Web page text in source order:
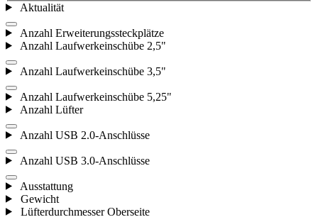
Aktualität
Anzahl Erweiterungssteckplätze
Anzahl Laufwerkeinschübe 2,5"
Anzahl Laufwerkeinschübe 3,5"
Anzahl Laufwerkeinschübe 5,25"
Anzahl Lüfter
Anzahl USB 2.0-Anschlüsse
Anzahl USB 3.0-Anschlüsse
Ausstattung
Gewicht
Lüfterdurchmesser Oberseite